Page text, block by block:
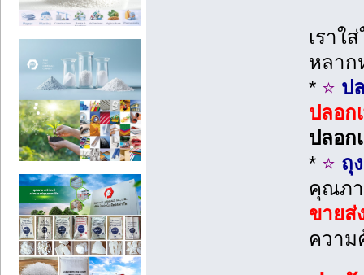
เราใ
หลาก
* ⭐ ป
ปลอก
ปลอก
* ⭐ ถุ
คุณภ
ขายส่
ความ